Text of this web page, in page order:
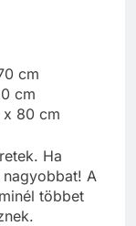
cm
cm
x 80 cm
Ha
A
többet